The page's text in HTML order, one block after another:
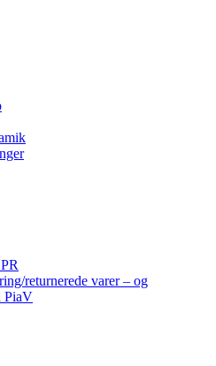
returnerede varer – og
PiaV